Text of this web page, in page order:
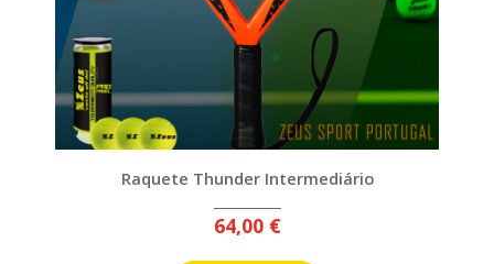
Raquete Thunder Intermediário
64,00 €